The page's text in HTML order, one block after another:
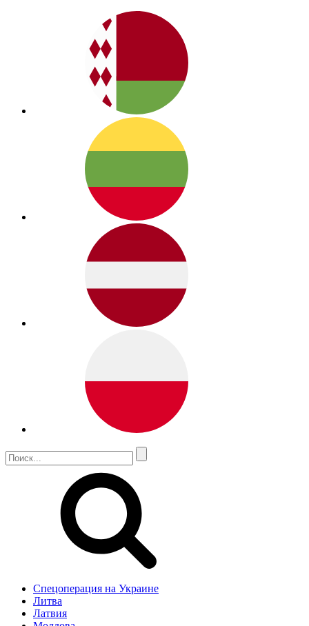
Спецоперация на Украине
Литва
Латвия